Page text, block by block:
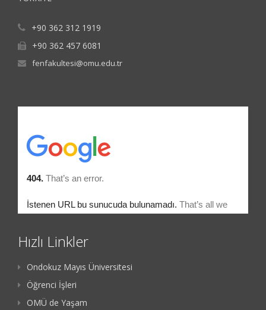
+90 362 312 1919
+90 362 457 6081
fenfakultesi@omu.edu.tr
Hızlı Linkler
Ondokuz Mayıs Üniversitesi
Öğrenci İşleri
OMÜ de Yaşam